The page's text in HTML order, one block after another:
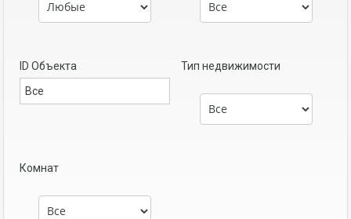
ID Объекта Тип недвижимости
Комнат